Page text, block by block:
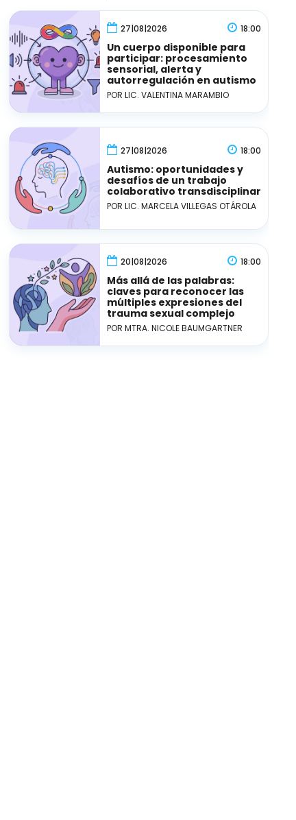
27|08|2026 18:00
Un cuerpo disponible para
participar: procesamiento
sensorial, alerta y
autorregulación en autismo
POR LIC. VALENTINA MARAMBIO
27|08|2026 18:00
Autismo: oportunidades y
desafíos de un trabajo
colaborativo transdisciplinar
POR LIC. MARCELA VILLEGAS OTÁROLA
20|08|2026 18:00
Más allá de las palabras:
claves para reconocer las
múltiples expresiones del
trauma sexual complejo
POR MTRA. NICOLE BAUMGARTNER